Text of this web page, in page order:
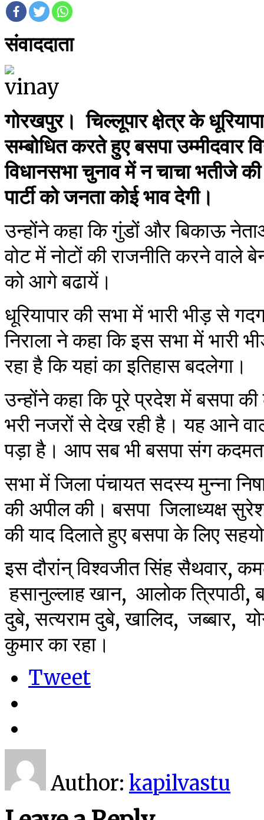
संवाददाता
गोरखपुर। चिल्लूपार क्षे़त्र के
सम्बोधित करते हुए बसपा उम्मीदवार
विधानसभा चुनाव में न चाचा भतीजे
पार्टी को जनता कोई भाव देगी।
उन्होंने कहा कि गुंडों और बिकाऊ
वोट में नोटों की राजनीति करने
को आगे बढायें।
धूरियापार की सभा में भारी भीड़ से
निराला ने कहा कि इस सभा में
रहा है कि यहां का इतिहास बदलेगा।
उन्होंने कहा कि पूरे प्रदेश में बसपा
भरी नजरों से देख रही है। यह आने
पड़ा है। आप सब भी बसपा संग
सभा में जिला पंचायत सदस्य मुन्ना
की अपील की। बसपा जिलाध्यक्ष
की याद दिलाते हुए बसपा के लिए
इस दौरांन् विश्वजीत सिंह सैथवार,
हसानुल्लाह खान, आलोक त्रिपाठी,
दुबे, सत्यराम दुबे, खालिद, जब्बार,
कुमार का रहा।
Tweet
Author: kapilvastu